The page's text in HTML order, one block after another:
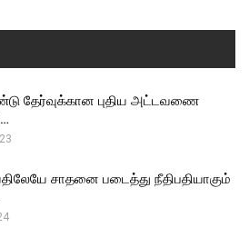
தேர்வுக்கான புதிய அட்டவணை
சாதனை படைத்து நீதிபதியாகும்